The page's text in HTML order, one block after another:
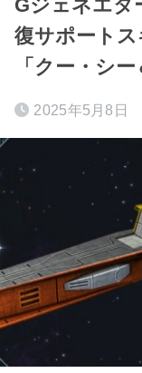
Gジェネエタ
復サポート
「クー・シ
2025年5月8日